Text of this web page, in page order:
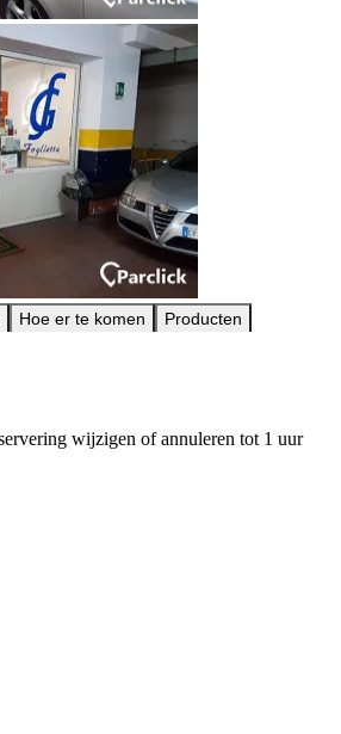
Hoe er te komen Producten
wijzigen of annuleren tot 1 uur